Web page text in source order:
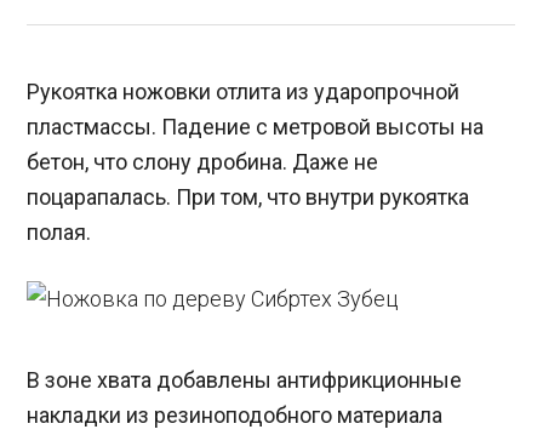
Рукоятка ножовки отлита из ударопрочной
пластмассы. Падение с метровой высоты на
бетон, что слону дробина. Даже не
поцарапалась. При том, что внутри рукоятка
полая.
В зоне хвата добавлены антифрикционные
накладки из резиноподобного материала